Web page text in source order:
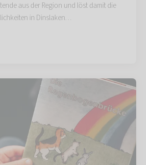
aus der Region und löst damit die
in Dinslaken…